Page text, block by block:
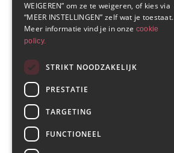
WEIGEREN” om ze te weigeren, of kies via
“MEER INSTELLINGEN” zelf wat je toestaat.
Meer informatie vind je in onze cookie
policy.
STRIKT NOODZAKELIJK
PRESTATIE
TARGETING
FUNCTIONEEL